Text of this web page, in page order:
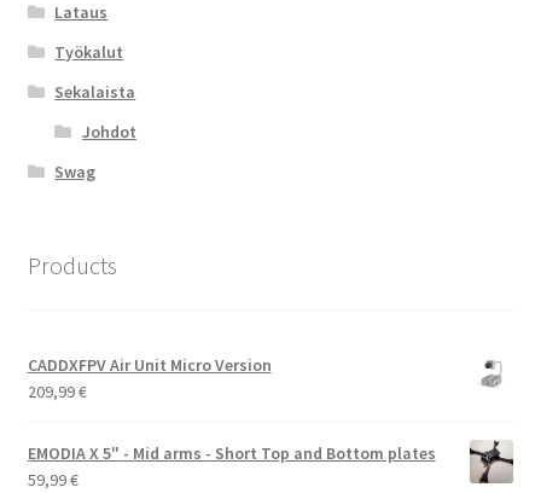
Lataus
Työkalut
Sekalaista
Johdot
Swag
Products
CADDXFPV Air Unit Micro Version
209,99€
EMODIA X 5" - Mid arms - Short Top and Bottom plates
59,99€